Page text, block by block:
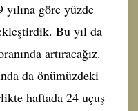
yılına göre yüzde
Bu yıl da
artıracağız.
da önümüzdeki
haftada 24 uçuş